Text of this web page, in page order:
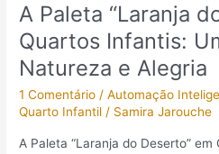
A Paleta “Laranja
Quartos Infantis:
Natureza e Alegria
1 Comentário /Automação
Quarto Infantil / Samira Jarouche
A Paleta “Laranja do Deserto”